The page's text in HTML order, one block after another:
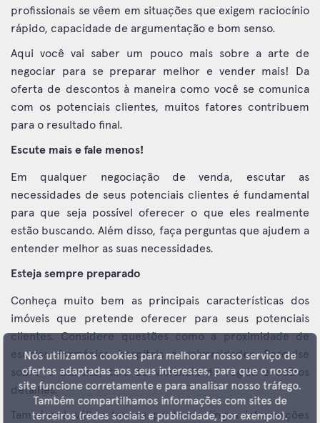
Nós utilizamos cookies para melhorar nosso serviço de
ofertas adaptadas aos seus interesses, para que o nosso
site funcione corretamente e para analisar nosso tráfego.
Também compartilhamos informações com sites de
terceiros (redes sociais e publicidade, por exemplo).
profissionais se vêem em situações que exigem raciocínio
rápido, capacidade de argumentação e bom senso.
Aqui você vai saber um pouco mais sobre a arte de
negociar para se preparar melhor e vender mais! Da
oferta de descontos à maneira como você se comunica
com os potenciais clientes, muitos fatores contribuem
para o resultado final.
Escute mais e fale menos!
Em qualquer negociação de venda, escutar as
necessidades de seus potenciais clientes é fundamental
para que seja possível oferecer o que eles realmente
estão buscando. Além disso, faça perguntas que ajudem a
entender melhor as suas necessidades.
Esteja sempre preparado
Conheça muito bem as principais características dos
imóveis que pretende oferecer para seus potenciais
clientes. Considere questões como a proximidade de
escolas, farmácias, hospitais e universidades. Pesquise
sobre o trânsito, taxa de violência da região e outros
detalhes.
Também é válido ter na ponta da língua informações